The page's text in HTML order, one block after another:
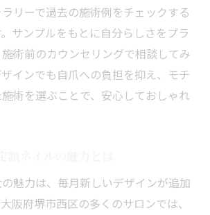
リーで過去の施術例をチェックする
サンプルをもとに自分らしさをプラ
術前のカウンセリングで相談してみ
インでも自爪への負担を抑え、モチ
術を選ぶことで、安心しておしゃれ
魅力は、毎月新しいデザインが追加
阪府堺市西区の多くのサロンでは、